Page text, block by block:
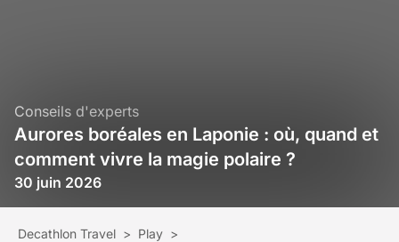
Conseils d'experts
Aurores boréales en Laponie : où, quand et
comment vivre la magie polaire ?
30 juin 2026
Decathlon Travel > Play >